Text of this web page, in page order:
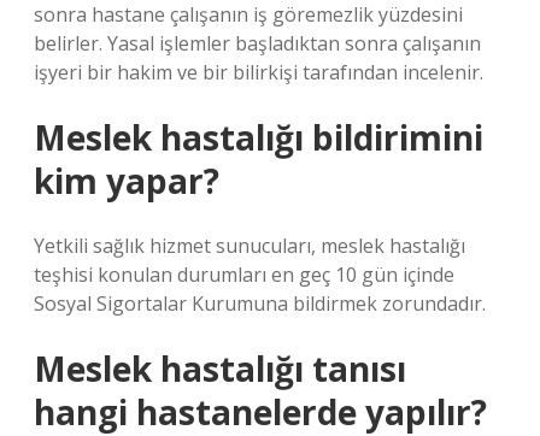
sonra hastane çalışanın iş göremezlik yüzdesini
belirler. Yasal işlemler başladıktan sonra çalışanın
işyeri bir hakim ve bir bilirkişi tarafından incelenir.
Meslek hastalığı bildirimini
kim yapar?
Yetkili sağlık hizmet sunucuları, meslek hastalığı
teşhisi konulan durumları en geç 10 gün içinde
Sosyal Sigortalar Kurumuna bildirmek zorundadır.
Meslek hastalığı tanısı
hangi hastanelerde yapılır?